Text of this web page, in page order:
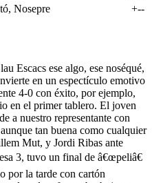
Nosepre +--
Escacs ese algo, ese noséqué,
en un espectículo emotivo
4-0 con éxito, por ejemplo,
en el primer tablero. El joven
a nuestro representante con
tan buena como cualquier
Mut, y Jordi Ribas ante
3, tuvo un final de â€œpeliâ€
por la tarde con cartón